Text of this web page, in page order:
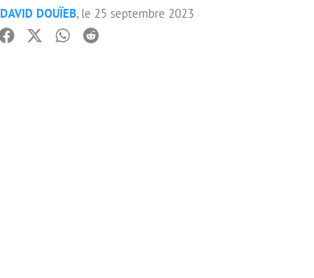
DAVID DOUÏEB, le 25 septembre 2023
Facebook
TwitterWhatsapp
Reddit